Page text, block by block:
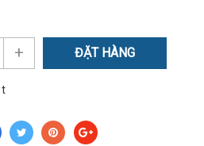
+ ĐẶT HÀNG